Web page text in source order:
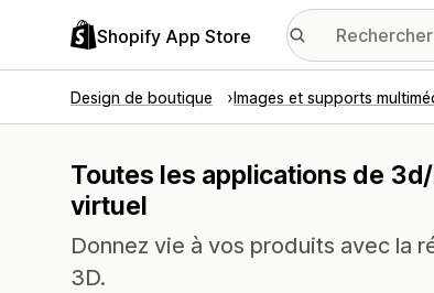
Shopify App Store
Design de boutique Images et supports
Toutes les applications de
virtuel
Donnez vie à vos produits avec la
3D.